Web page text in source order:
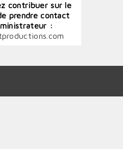
contribuer sur le
prendre contact
: